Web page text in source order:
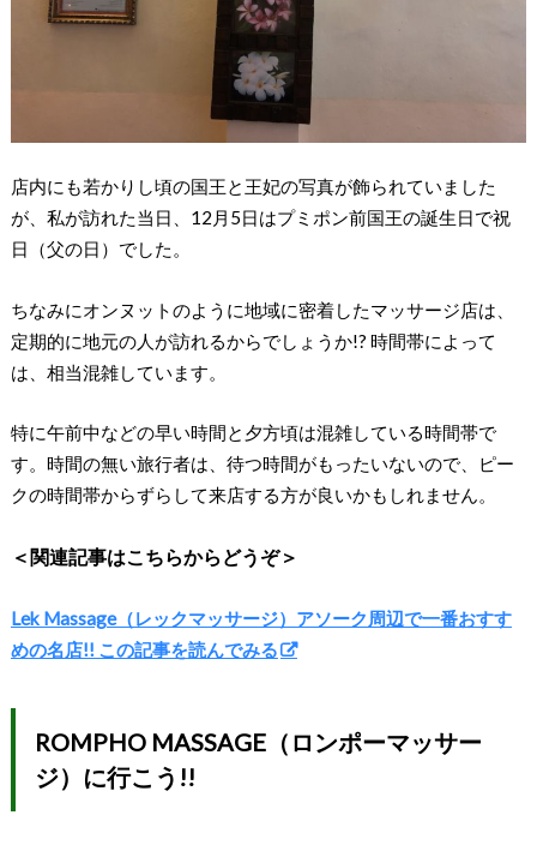
店内にも若かりし頃の国王と王妃の写真が飾られていました
が、私が訪れた当日、12月5日はプミポン前国王の誕生日で祝
日（父の日）でした。
ちなみにオンヌットのように地域に密着したマッサージ店は、
定期的に地元の人が訪れるからでしょうか!? 時間帯によって
は、相当混雑しています。
特に午前中などの早い時間と夕方頃は混雑している時間帯で
す。時間の無い旅行者は、待つ時間がもったいないので、ピー
クの時間帯からずらして来店する方が良いかもしれません。
＜関連記事はこちらからどうぞ＞
Lek Massage（レックマッサージ）アソーク周辺で一番おすす
めの名店!! この記事を読んでみる
ROMPHO MASSAGE（ロンポーマッサー
ジ）に行こう!!